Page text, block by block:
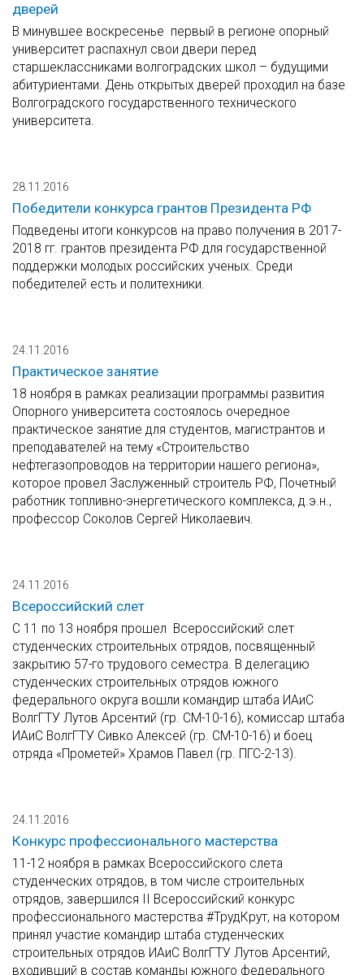
дверей
В минувшее воскресенье первый в регионе опорный
университет распахнул свои двери перед
старшеклассниками волгоградских школ – будущими
абитуриентами. День открытых дверей проходил на базе
Волгоградского государственного технического
университета.
28.11.2016
Победители конкурса грантов Президента РФ
Подведены итоги конкурсов на право получения в 2017-
2018 гг. грантов президента РФ для государственной
поддержки молодых российских ученых. Среди
победителей есть и политехники.
24.11.2016
Практическое занятие
18 ноября в рамках реализации программы развития
Опорного университета состоялось очередное
практическое занятие для студентов, магистрантов и
преподавателей на тему «Строительство
нефтегазопроводов на территории нашего региона»,
которое провел Заслуженный строитель РФ, Почетный
работник топливно-энергетического комплекса, д.э.н.,
профессор Соколов Сергей Николаевич.
24.11.2016
Всероссийский слет
С 11 по 13 ноября прошел Всероссийский слет
студенческих строительных отрядов, посвященный
закрытию 57-го трудового семестра. В делегацию
студенческих строительных отрядов южного
федерального округа вошли командир штаба ИАиС
ВолгГТУ Лутов Арсентий (гр. СМ-10-16), комиссар штаба
ИАиС ВолгГТУ Сивко Алексей (гр. СМ-10-16) и боец
отряда «Прометей» Храмов Павел (гр. ПГС-2-13).
24.11.2016
Конкурс профессионального мастерства
11-12 ноября в рамках Всероссийского слета
студенческих отрядов, в том числе строительных
отрядов, завершился II Всероссийский конкурс
профессионального мастерства #ТрудКрут, на котором
принял участие командир штаба студенческих
строительных отрядов ИАиС ВолгГТУ Лутов Арсентий,
входивший в состав команды южного федерального